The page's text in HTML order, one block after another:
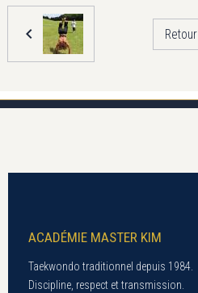
Retour
ACADÉMIE MASTER KIM
Taekwondo traditionnel depuis 1984.
Discipline, respect et transmission.